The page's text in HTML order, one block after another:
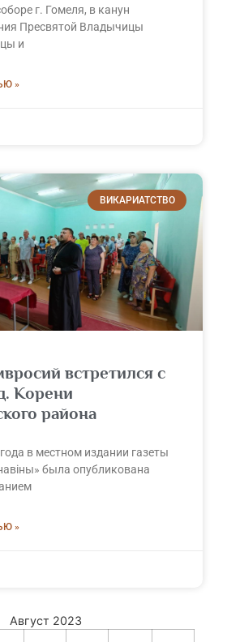
г. Гомеля, в канун
Пресвятой Владычицы
и
»
ВИКАРИАТСТВО
встретился с
Корени
района
в местном издании газеты
была опубликована
»
Август 2023